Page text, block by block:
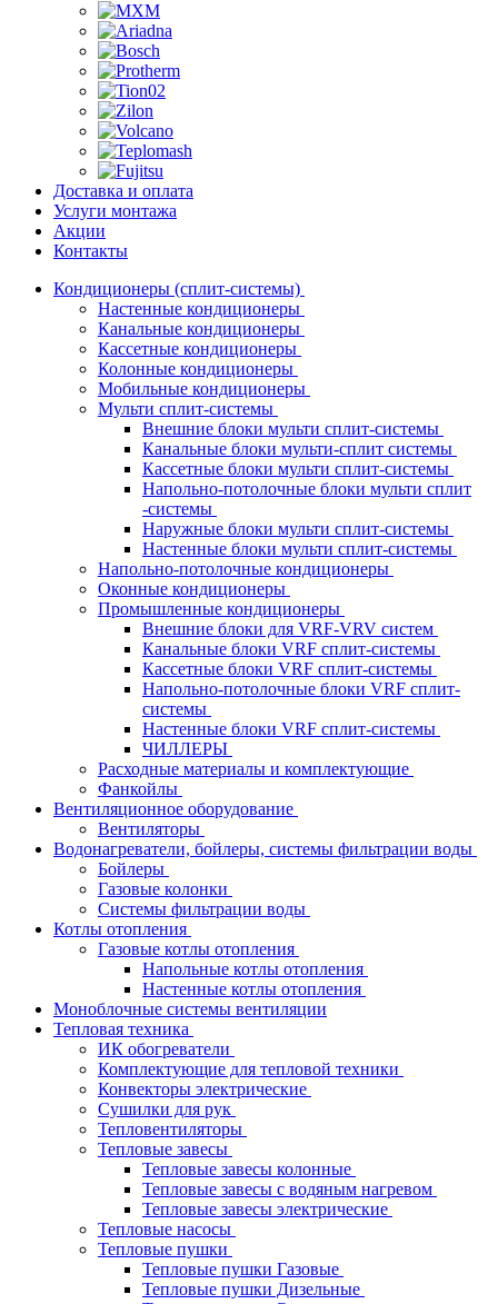
Доставка и оплата
Услуги монтажа
Акции
Контакты
Кондиционеры (сплит-системы)
Настенные кондиционеры
Канальные кондиционеры
Кассетные кондиционеры
Колонные кондиционеры
Мобильные кондиционеры
Мульти сплит-системы
Внешние блоки мульти сплит-системы
Канальные блоки мульти-сплит системы
Кассетные блоки мульти сплит-системы
Напольно-потолочные блоки мульти сплит
-системы
Наружные блоки мульти сплит-системы
Настенные блоки мульти сплит-системы
Напольно-потолочные кондиционеры
Оконные кондиционеры
Промышленные кондиционеры
Внешние блоки для VRF-VRV систем
Канальные блоки VRF сплит-системы
Кассетные блоки VRF сплит-системы
Напольно-потолочные блоки VRF сплит-
системы
Настенные блоки VRF сплит-системы
ЧИЛЛЕРЫ
Расходные материалы и комплектующие
Фанкойлы
Вентиляционное оборудование
Вентиляторы
Водонагреватели, бойлеры, системы фильтрации воды
Бойлеры
Газовые колонки
Системы фильтрации воды
Котлы отопления
Газовые котлы отопления
Напольные котлы отопления
Настенные котлы отопления
Моноблочные системы вентиляции
Тепловая техника
ИК обогреватели
Комплектующие для тепловой техники
Конвекторы электрические
Сушилки для рук
Тепловентиляторы
Тепловые завесы
Тепловые завесы колонные
Тепловые завесы с водяным нагревом
Тепловые завесы электрические
Тепловые насосы
Тепловые пушки
Тепловые пушки Газовые
Тепловые пушки Дизельные